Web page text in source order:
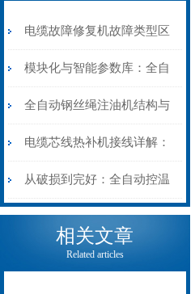
电缆故障修复机故障类型区
分指南：从“绝缘电
阻”到“波形特征”的精准诊
断逻辑
模块化与智能参数库：全自
动电缆修复机的快速换型逻
辑
全自动钢丝绳注油机结构与
工作原理：揭秘高效润滑的
机械密码
电缆芯线热补机接线详解：
从入门到精通
从破损到完好：全自动控温
电缆热补机的核心价值
相关文章
Related articles